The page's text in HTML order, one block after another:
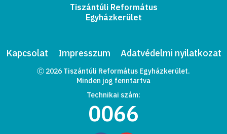
Tiszántúli Református
Egyházkerület
Kapcsolat Impresszum Adatvédelmi nyilatkozat
Ⓒ 2026 Tiszántúli Református Egyházkerület.
Minden jog fenntartva
Technikai szám:
0066